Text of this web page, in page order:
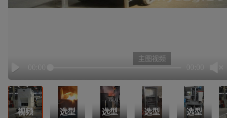
Play
主图视频
视频 选型 选型 选型 选型